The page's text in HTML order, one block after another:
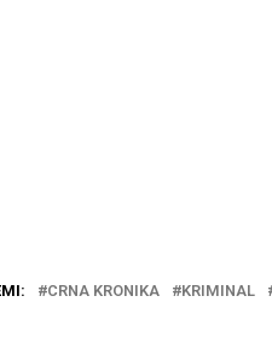
CRNA KRONIKA KRIMINAL